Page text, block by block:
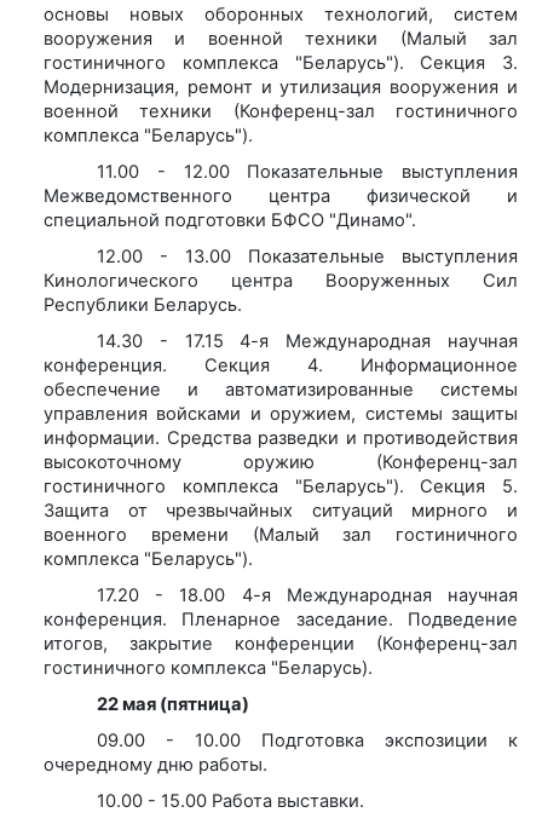
основы новых оборонных технологий, систем
вооружения и военной техники (Малый зал
гостиничного комплекса "Беларусь"). Секция 3.
Модернизация, ремонт и утилизация вооружения и
военной техники (Конференц-зал гостиничного
комплекса "Беларусь").
11.00 - 12.00 Показательные выступления
Межведомственного центра физической и
специальной подготовки БФСО "Динамо".
12.00 - 13.00 Показательные выступления
Кинологического центра Вооруженных Сил
Республики Беларусь.
14.30 - 17.15 4-я Международная научная
конференция. Секция 4. Информационное
обеспечение и автоматизированные системы
управления войсками и оружием, системы защиты
информации. Средства разведки и противодействия
высокоточному оружию (Конференц-зал
гостиничного комплекса "Беларусь"). Секция 5.
Защита от чрезвычайных ситуаций мирного и
военного времени (Малый зал гостиничного
комплекса "Беларусь").
17.20 - 18.00 4-я Международная научная
конференция. Пленарное заседание. Подведение
итогов, закрытие конференции (Конференц-зал
гостиничного комплекса "Беларусь).
22 мая (пятница)
09.00 - 10.00 Подготовка экспозиции к
очередному дню работы.
10.00 - 15.00 Работа выставки.